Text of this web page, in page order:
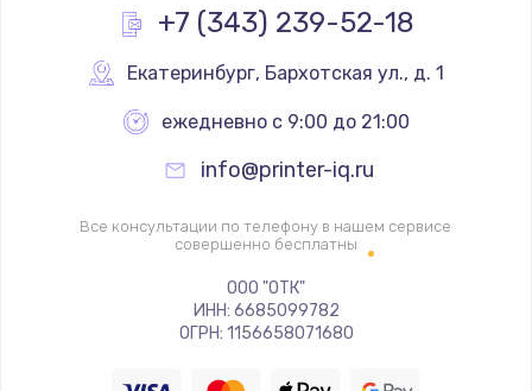
Заказать
Замена реле
700 руб.
Заказать
Замена ТЭНа
+7 (343) 239-52-18
Екатеринбург, Бархотская ул., д. 1
ежедневно с 9:00 до 21:00
info@printer-iq.ru
Все консультации по телефону в нашем сервисе
совершенно бесплатны
ООО "ОТК"
ИНН: 6685099782
ОГРН: 1156658071680